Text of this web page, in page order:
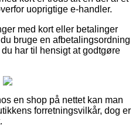
uoprigtige e-handler.
med kort eller betalinger
bruge en afbetalingsordning
har til hensigt at godtgøre
en shop på nettet kan man
forretningsvilkår, dog er